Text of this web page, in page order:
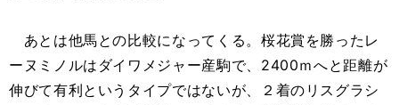
あとは他馬との比較になってくる。桜花賞を勝ったレ
ーヌミノルはダイワメジャー産駒で、2400ｍへと距離が
伸びて有利というタイプではないが、２着のリスグラシ